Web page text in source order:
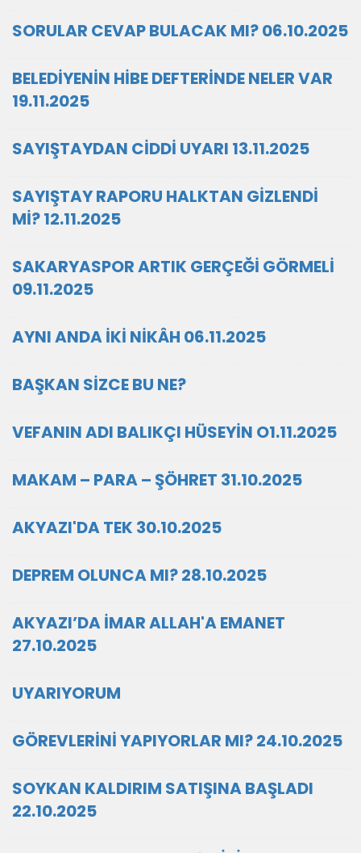
SORULAR CEVAP BULACAK MI? 06.10.2025
BELEDİYENİN HİBE DEFTERİNDE NELER VAR
19.11.2025
SAYIŞTAYDAN CİDDİ UYARI 13.11.2025
SAYIŞTAY RAPORU HALKTAN GİZLENDİ
Mİ? 12.11.2025
SAKARYASPOR ARTIK GERÇEĞİ GÖRMELİ
09.11.2025
AYNI ANDA İKİ NİKÂH 06.11.2025
BAŞKAN SİZCE BU NE?
VEFANIN ADI BALIKÇI HÜSEYİN O1.11.2025
MAKAM – PARA – ŞÖHRET 31.10.2025
AKYAZI'DA TEK 30.10.2025
DEPREM OLUNCA MI? 28.10.2025
AKYAZI’DA İMAR ALLAH'A EMANET
27.10.2025
UYARIYORUM
GÖREVLERİNİ YAPIYORLAR MI? 24.10.2025
SOYKAN KALDIRIM SATIŞINA BAŞLADI
22.10.2025